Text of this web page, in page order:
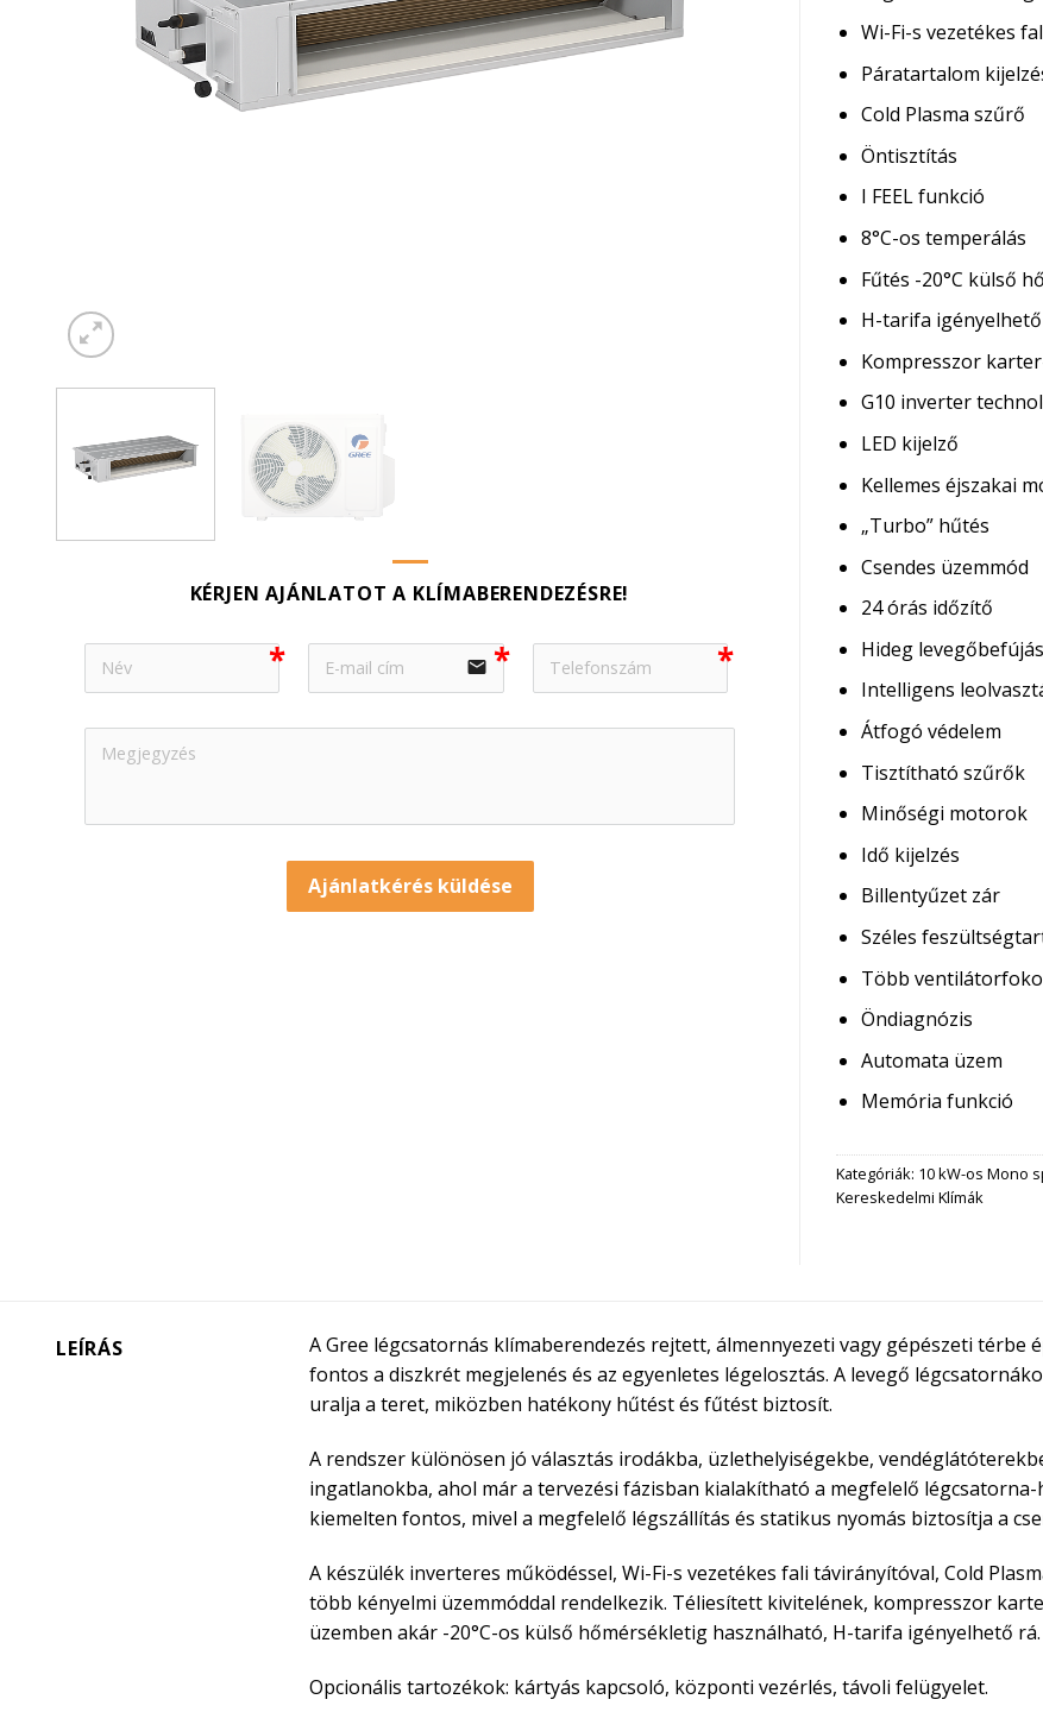
KÉRJEN AJÁNLATOT A KLÍMABERENDEZÉSRE!
email
Ajánlatkérés küldése
Wi-Fi-s vezetékes
Páratartalom
Cold Plasma szűrő
Öntisztítás
I FEEL funkció
8°C-os temperálás
Fűtés -20°C külső
H-tarifa igényelhető
Kompresszor
G10 inverter
LED kijelző
Kellemes éjszakai
„Turbo” hűtés
Csendes üzemmód
24 órás időzítő
Hideg
Intelligens
Átfogó védelem
Tisztítható szűrők
Minőségi motorok
Idő kijelzés
Billentyűzet zár
Széles
Több
Öndiagnózis
Automata üzem
Memória funkció
Kategóriák: 10 kW-os Mono
Kereskedelmi Klímák
LEÍRÁS
A Gree légcsatornás klímaberendezés rejtett, álmennyezeti vagy gépészeti
fontos a diszkrét megjelenés és az egyenletes légelosztás. A levegő
uralja a teret, miközben hatékony hűtést és fűtést biztosít.
A rendszer különösen jó választás irodákba, üzlethelyiségekbe,
ingatlanokba, ahol már a tervezési fázisban kialakítható a megfelelő
kiemelten fontos, mivel a megfelelő légszállítás és statikus nyomás biztosítja a
A készülék inverteres működéssel, Wi-Fi-s vezetékes fali távirányítóval, Cold
több kényelmi üzemmóddal rendelkezik. Téliesített kivitelének, kompresszor
üzemben akár -20°C-os külső hőmérsékletig használható, H-tarifa igényelhető rá.
Opcionális tartozékok: kártyás kapcsoló, központi vezérlés, távoli felügyelet.